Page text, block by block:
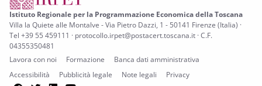
Istituto Regionale per la Programmazione Economica della Toscana
Villa la Quiete alle Montalve - Via Pietro Dazzi, 1 - 50141 Firenze (Italia) ·
Tel +39 55 459111 · protocollo.irpet@postacert.toscana.it · C.F.
04355350481
Lavora con noi
Formazione
Banca dati amministrativa
Accessibilità
Pubblicità legale Note legali Privacy